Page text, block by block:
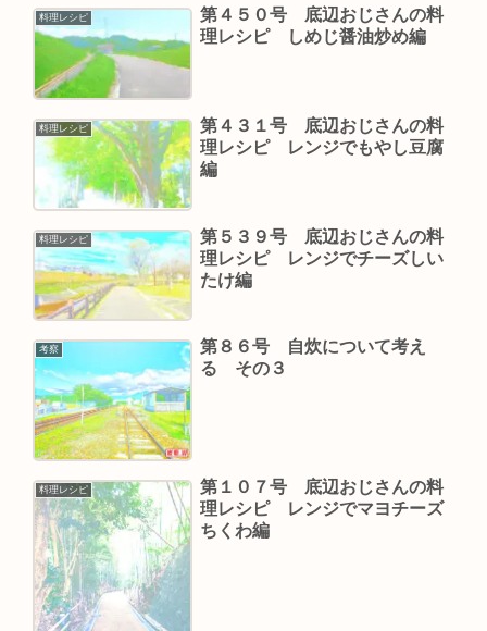
料理レシピ
第４５０号 底辺おじさんの料
理レシピ しめじ醤油炒め編
料理レシピ
第４３１号 底辺おじさんの料
理レシピ レンジでもやし豆腐
編
料理レシピ
第５３９号 底辺おじさんの料
理レシピ レンジでチーズしい
たけ編
考察
第８６号 自炊について考え
る その３
料理レシピ
第１０７号 底辺おじさんの料
理レシピ レンジでマヨチーズ
ちくわ編